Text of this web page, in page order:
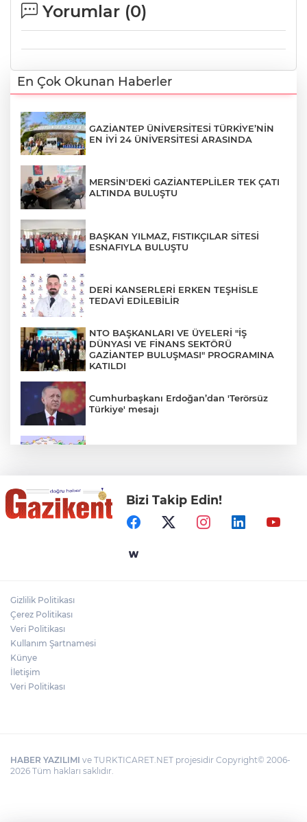
Yorumlar (0)
En Çok Okunan Haberler
GAZİANTEP ÜNİVERSİTESİ TÜRKİYE’NİN
EN İYİ 24 ÜNİVERSİTESİ ARASINDA
MERSİN'DEKİ GAZİANTEPLİLER TEK ÇATI
ALTINDA BULUŞTU
BAŞKAN YILMAZ, FISTIKÇILAR SİTESİ
ESNAFIYLA BULUŞTU
DERİ KANSERLERİ ERKEN TEŞHİSLE
TEDAVİ EDİLEBİLİR
NTO BAŞKANLARI VE ÜYELERİ "İŞ
DÜNYASI VE FİNANS SEKTÖRÜ
GAZİANTEP BULUŞMASI" PROGRAMINA
KATILDI
Cumhurbaşkanı Erdoğan’dan 'Terörsüz
Türkiye' mesajı
Gaziantep Üniversitesi Elektrik-Elektronik
Mühendisliği: Teknolojinin ve Enerjinin
Geleceğine Yön Veren Eğitim
"BEBEĞİ TÜM GECE AYNI BEZLE
Bizi Takip Edin!
Gizlilik Politikası
Çerez Politikası
Veri Politikası
Kullanım Şartnamesi
Künye
İletişim
Veri Politikası
HABER YAZILIMI ve TURKTICARET.NET projesidir Copyright© 2006-
2026 Tüm hakları saklıdır.